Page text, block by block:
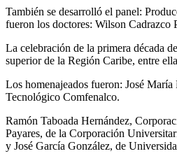
También se desarrolló el panel:
fueron los doctores: Wilson Cadrazco
La celebración de la primera década
superior de la Región Caribe, entre
Los homenajeados fueron: José
Tecnológico Comfenalco.
Ramón Taboada Hernández,
Payares, de la Corporación
y José García González, de